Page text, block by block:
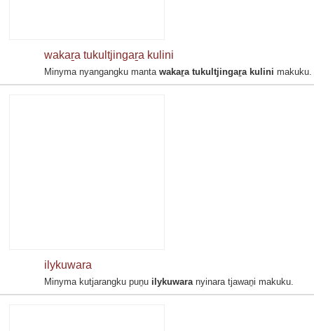
wakaṟa tukultjingaṟa kulini
Minyma nyangangku manta wakaṟa tukultjingaṟa kulini makuku.
ilykuwara
Minyma kutjarangku puṉu ilykuwaranyinara tjawaṉi makuku.